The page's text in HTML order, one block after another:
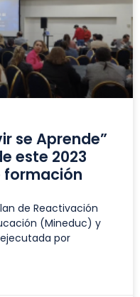
se Aprende”
este 2023
formación
de Reactivación
(Mineduc) y
por